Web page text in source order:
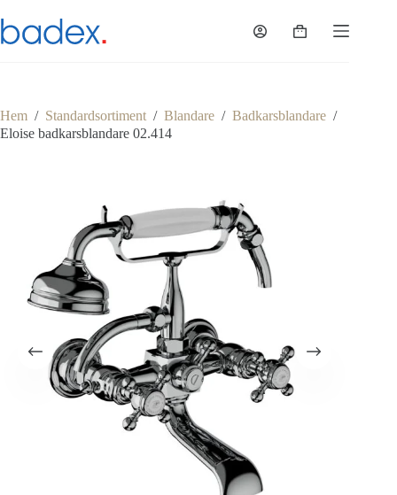
till
innehåll
Varukorg
Hem / Standardsortiment / Blandare / Badkarsblandare /
Eloise badkarsblandare 02.414